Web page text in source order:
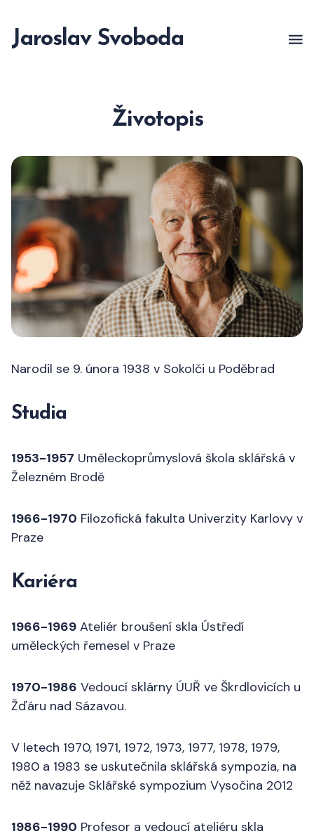
Jaroslav Svoboda
Životopis
Narodil se 9. února 1938 v Sokolči u Poděbrad
Studia
1953-1957 Uměleckoprůmyslová škola sklářská v
Železném Brodě
1966-1970 Filozofická fakulta Univerzity Karlovy v
Praze
Kariéra
1966-1969 Ateliér broušení skla Ústředí
uměleckých řemesel v Praze
1970-1986 Vedoucí sklárny ÚUŘ ve Škrdlovicích u
Žďáru nad Sázavou.
V letech 1970, 1971, 1972, 1973, 1977, 1978, 1979,
1980 a 1983 se uskutečnila sklářská sympozia, na
něž navazuje Sklářské sympozium Vysočina 2012
1986-1990 Profesor a vedoucí ateliéru skla